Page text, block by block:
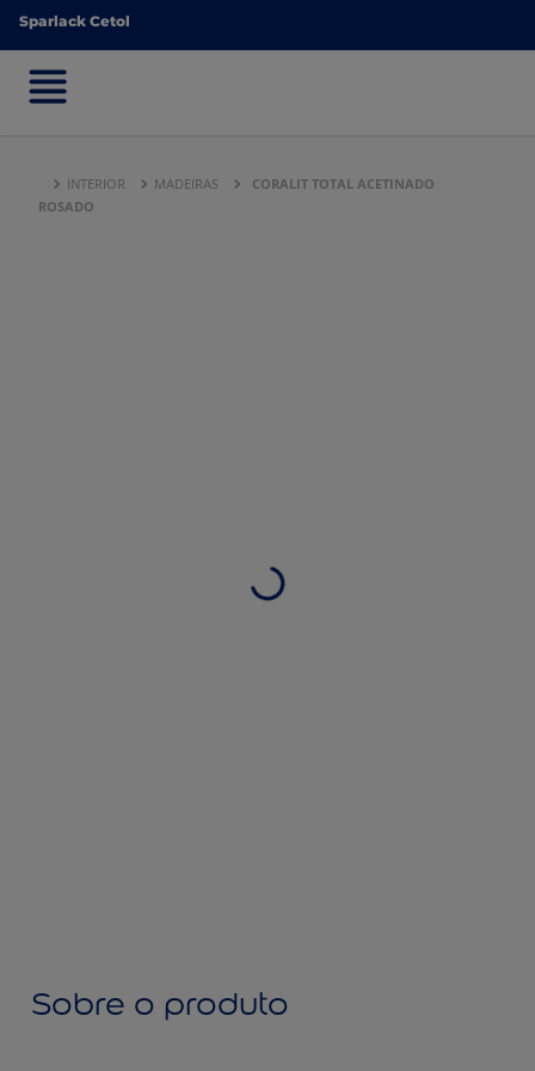
Sparlack Cetol
Sparlack Cetol
INTERIOR MADEIRAS
CORALIT TOTAL ACETINADO
ROSADO
Sobre o produto